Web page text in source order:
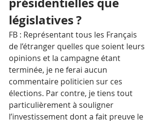
législatives ?
FB : Représentant tous les Français
de l’étranger quelles que soient leurs
opinions et la campagne étant
terminée, je ne ferai aucun
commentaire politicien sur ces
élections. Par contre, je tiens tout
particulièrement à souligner
l’investissement dont a fait preuve le